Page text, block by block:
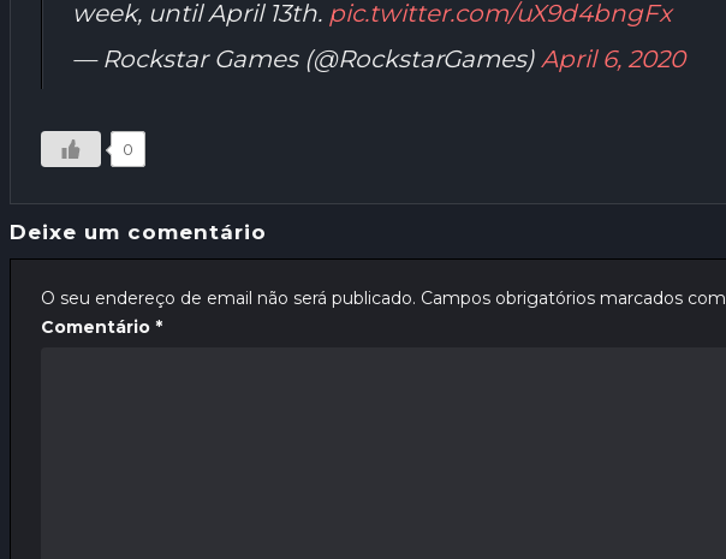
week, until April 13th. pic.twitter.com/uX9d4bngFx
— Rockstar Games (@RockstarGames) April 6, 2020
0
Deixe um comentário
O seu endereço de email não será publicado. Campos obrigatórios marcados com
Comentário *